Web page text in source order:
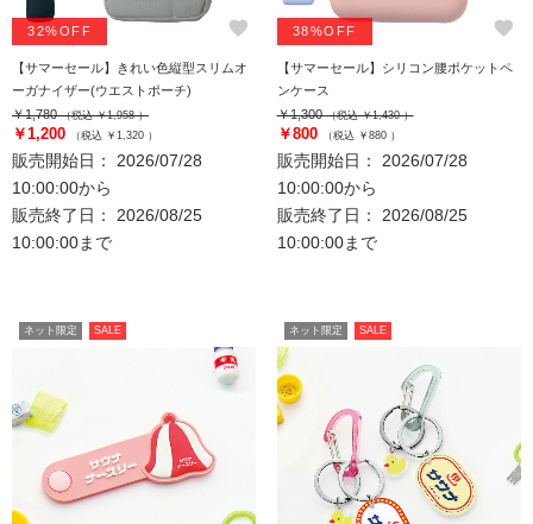
32%OFF favorite
【サマーセール】きれい色縦型スリムオ
ーガナイザー(ウエストポーチ)
￥1,780（税込 ￥1,958 ）
￥1,200 （税込 ￥1,320 ）
販売開始日： 2026/07/28
10:00:00から
販売終了日： 2026/08/25
10:00:00まで
38%OFF favorite
【サマーセール】シリコン腰ポケットペ
ンケース
￥1,300（税込 ￥1,430 ）
￥800 （税込 ￥880 ）
販売開始日： 2026/07/28
10:00:00から
販売終了日： 2026/08/25
10:00:00まで
ネット限定 SALE ネット限定 SALE